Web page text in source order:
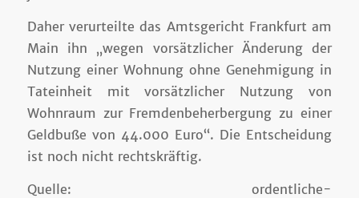
Daher verurteilte das Amtsgericht Frankfurt am
Main ihn „wegen vorsätzlicher Änderung der
Nutzung einer Wohnung ohne Genehmigung in
Tateinheit mit vorsätzlicher Nutzung von
Wohnraum zur Fremdenbeherbergung zu einer
Geldbuße von 44.000 Euro“. Die Entscheidung
ist noch nicht rechtskräftig.
Quelle: ordentliche-